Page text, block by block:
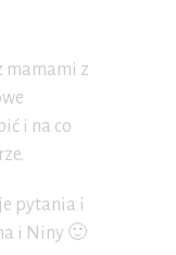
mamami z
i na co
pytania i
i Niny 🙂